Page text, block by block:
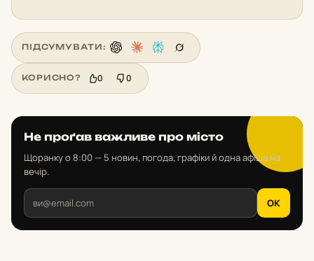
ПІДСУМУВАТИ:
КОРИСНО? 0 0
Не проґав важливе про місто
Щоранку о 8:00 — 5 новин, погода, графіки й одна афіша на
вечір.
OK